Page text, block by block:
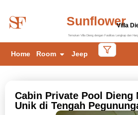
Sunflower
Villa
Temukan Villa Dieng dengan Fasilitas Lengkap dan
Home Room Jeep
Cabin Private Pool Dieng
Unik di Tengah